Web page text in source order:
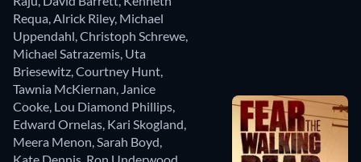
Requa Alrick Riley, Michael
Uppendahl Christoph Schrewe
Michael Satrazemis Uta
Briesewitz Courtney Hunt
Tawnia McKiernan Janice
Cooke Lou Diamond Phillips
Edward Ornelas Kari Skogland
Meera Menon Sarah Boyd
Kate Dennis Ron Underwood